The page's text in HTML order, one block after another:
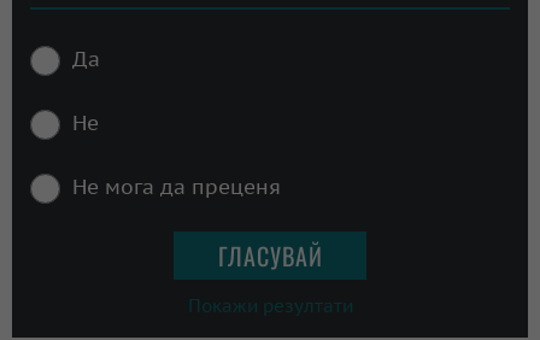
Да
Не
Не мога да преценя
Покажи резултати